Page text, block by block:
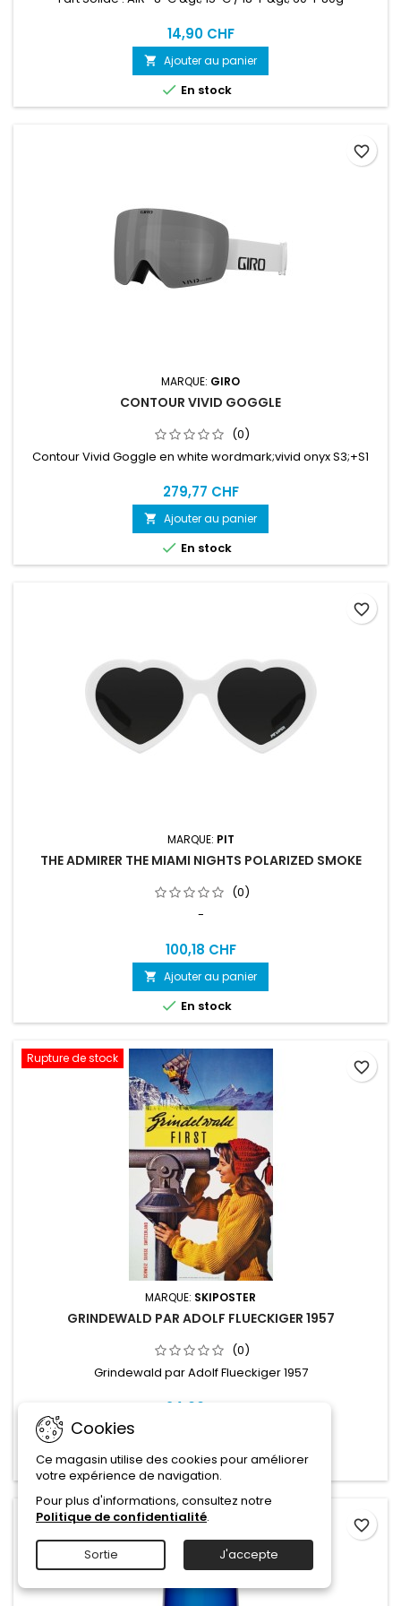
14,90 CHF
 Ajouter au panier
 En stock
MARQUE: GIRO
CONTOUR VIVID GOGGLE
(0)
Contour Vivid Goggle en white wordmark;vivid onyx S3;+S1
279,77 CHF
 Ajouter au panier
 En stock
favorite_border
MARQUE: PIT
THE ADMIRER THE MIAMI NIGHTS POLARIZED SMOKE
(0)
-
100,18 CHF
 Ajouter au panier
 En stock
favorite_border
Rupture de stock
MARQUE: SKIPOSTER
GRINDEWALD PAR ADOLF FLUECKIGER 1957
(0)
Grindewald par Adolf Flueckiger 1957
24,00 CHF
Rupture de stock
favorite_border
favorite_border
Cookies
Ce magasin utilise des cookies pour améliorer
votre expérience de navigation.
Pour plus d'informations, consultez notre
Politique de confidentialité.
Sortie J'accepte